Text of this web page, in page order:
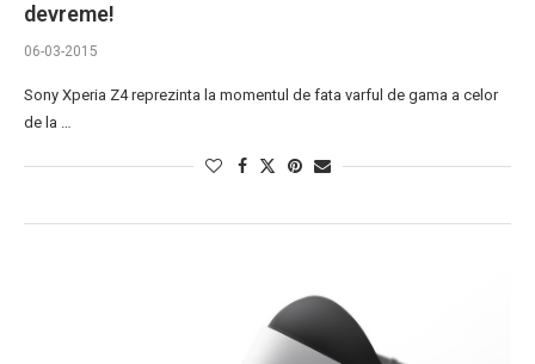
devreme!
06-03-2015
Sony Xperia Z4 reprezinta la momentul de fata varful de gama a celor
de la …